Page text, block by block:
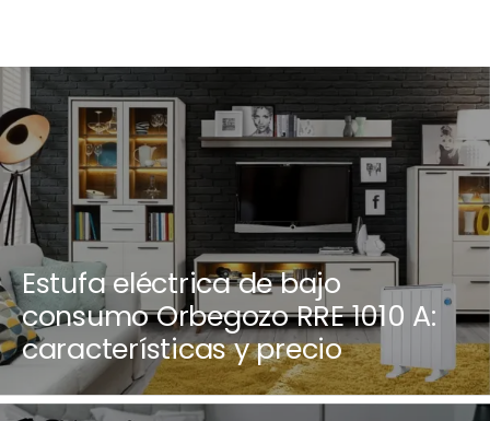
Estufa eléctrica de bajo
consumo Orbegozo RRE 1010 A:
características y precio